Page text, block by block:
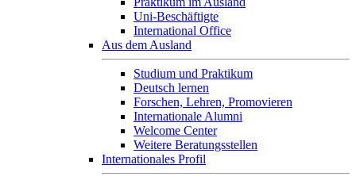
Uni-Beschäftigte
International Office
Aus dem Ausland
Studium und Praktikum
Deutsch lernen
Forschen, Lehren, Promovieren
Internationale Alumni
Welcome Center
Weitere Beratungsstellen
Internationales Profil